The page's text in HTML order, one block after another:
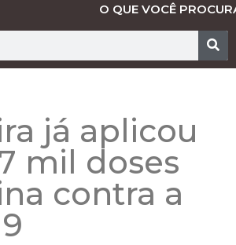
O QUE VOCÊ
já aplicou
mil doses
contra a